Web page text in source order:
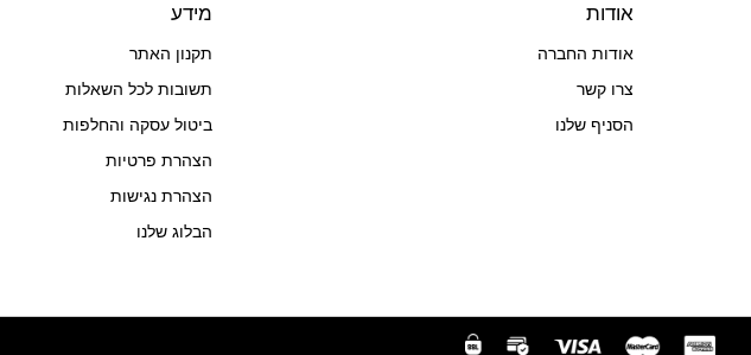
אודות
אודות החברה
צרו קשר
הסניף שלנו
מידע
תקנון האתר
תשובות לכל השאלות
ביטול עסקה והחלפות
הצהרת פרטיות
הצהרת נגישות
הבלוג שלנו